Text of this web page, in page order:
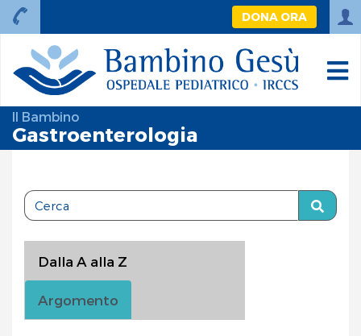
DONA ORA
Il Bambino
Gastroenterologia
Dalla A alla Z
Argomento